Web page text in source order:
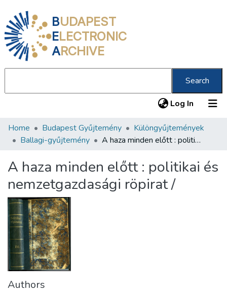
BUDAPEST
ELECTRONIC
ARCHIVE
Search
Log In (current)
Communities & Collections
Statistics
About us
Home Budapest Gyűjtemény
Különgyűjtemények
Ballagi-gyűjtemény
A haza minden előtt : politikai és nemzetgazdasági röpirat /
A haza minden előtt : politikai és
nemzetgazdasági röpirat /
Authors